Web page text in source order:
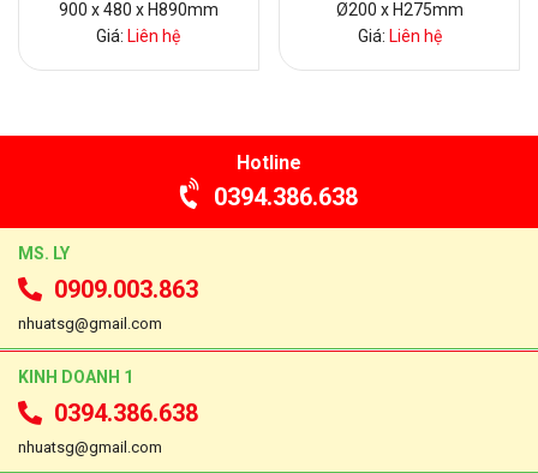
900 x 480 x H890mm
Giá: Liên hệ
Ø200 x H275mm
Giá: Liên hệ
Hotline
0394.386.638
MS. LY
0909.003.863
nhuatsg@gmail.com
KINH DOANH 1
0394.386.638
nhuatsg@gmail.com